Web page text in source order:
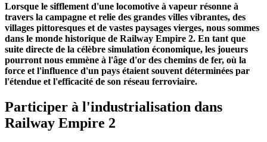
Lorsque le sifflement d'une locomotive à vapeur résonne à
travers la campagne et relie des grandes villes vibrantes, des
villages pittoresques et de vastes paysages vierges, nous sommes
dans le monde historique de Railway Empire 2. En tant que
suite directe de la célèbre simulation économique, les joueurs
pourront nous emmène à l'âge d'or des chemins de fer, où la
force et l'influence d'un pays étaient souvent déterminées par
l'étendue et l'efficacité de son réseau ferroviaire.
Participer à l'industrialisation dans
Railway Empire 2